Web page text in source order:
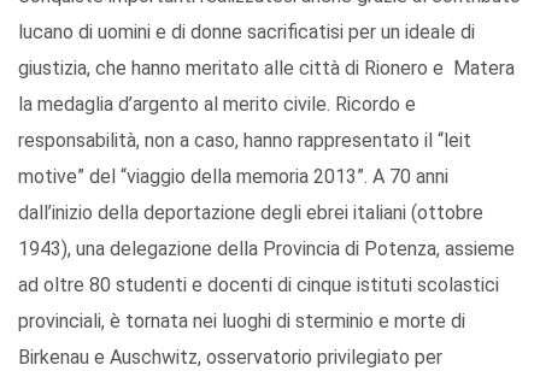
lucano di uomini e di donne sacrificatisi per un ideale di
giustizia, che hanno meritato alle città di Rionero e Matera
la medaglia d’argento al merito civile. Ricordo e
responsabilità, non a caso, hanno rappresentato il “leit
motive” del “viaggio della memoria 2013”. A 70 anni
dall’inizio della deportazione degli ebrei italiani (ottobre
1943), una delegazione della Provincia di Potenza, assieme
ad oltre 80 studenti e docenti di cinque istituti scolastici
provinciali, è tornata nei luoghi di sterminio e morte di
Birkenau e Auschwitz, osservatorio privilegiato per